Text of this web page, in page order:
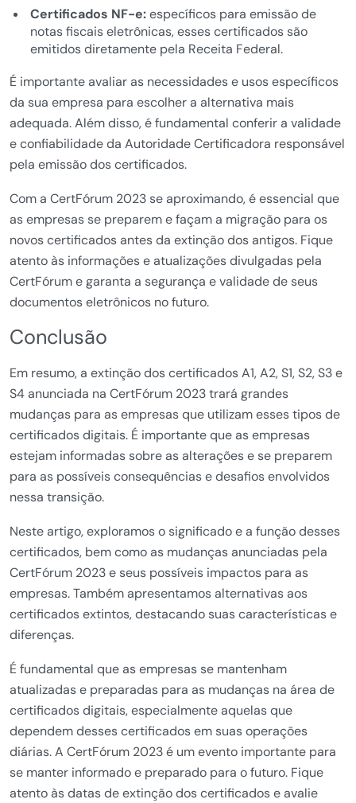
Certificados NF-e:específicos para emissão de
notas fiscais eletrônicas, esses certificados são
emitidos diretamente pela Receita Federal.
É importante avaliar as necessidades e usos específicos
da sua empresa para escolher a alternativa mais
adequada. Além disso, é fundamental conferir a validade
e confiabilidade da Autoridade Certificadora responsável
pela emissão dos certificados.
Com a CertFórum 2023 se aproximando, é essencial que
as empresas se preparem e façam a migração para os
novos certificados antes da extinção dos antigos. Fique
atento às informações e atualizações divulgadas pela
CertFórum e garanta a segurança e validade de seus
documentos eletrônicos no futuro.
Conclusão
Em resumo, a extinção dos certificados A1, A2, S1, S2, S3 e
S4 anunciada na CertFórum 2023 trará grandes
mudanças para as empresas que utilizam esses tipos de
certificados digitais. É importante que as empresas
estejam informadas sobre as alterações e se preparem
para as possíveis consequências e desafios envolvidos
nessa transição.
Neste artigo, exploramos o significado e a função desses
certificados, bem como as mudanças anunciadas pela
CertFórum 2023 e seus possíveis impactos para as
empresas. Também apresentamos alternativas aos
certificados extintos, destacando suas características e
diferenças.
É fundamental que as empresas se mantenham
atualizadas e preparadas para as mudanças na área de
certificados digitais, especialmente aquelas que
dependem desses certificados em suas operações
diárias. A CertFórum 2023 é um evento importante para
se manter informado e preparado para o futuro. Fique
atento às datas de extinção dos certificados e avalie